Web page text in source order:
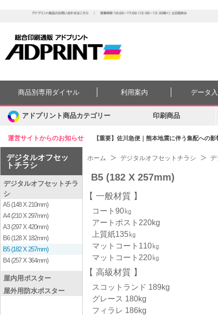
運営サイトからのお知らせ 【重要】佐川急便｜熊本地震に伴う集配への
商品別専用ダイヤル 利用案内 データ
アドプリント商品カテゴリー 印刷商品
デジタルオフセッ
トチラシ
デジタルオフセットチラ
シ
A5 (148 X 210mm)
A4 (210 X 297mm)
A3 (297 X 420mm)
B6 (128 X 182mm)
B5 (182 X 257mm)
B4 (257 X 364mm)
屋内用ポスター
屋外用防水ポスター
ホーム デジタルオフセットチラシ デ
B5 (182 X 257mm)
一般材質
コート90㎏
アートポスト220kg
上質紙135㎏
マットコート110㎏
マットコート220㎏
高級材質
スコットランド 189kg
グレース 180kg
フィラレ 186kg